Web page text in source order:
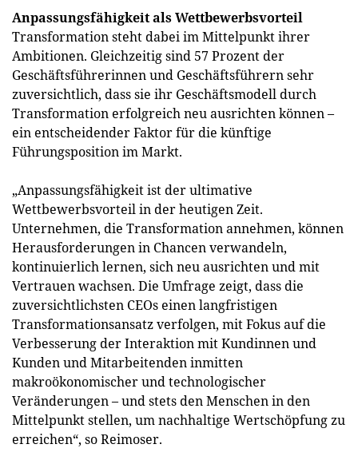
Anpassungsfähigkeit als Wettbewerbsvorteil
Transformation steht dabei im Mittelpunkt ihrer
Ambitionen. Gleichzeitig sind 57 Prozent der
Geschäftsführerinnen und Geschäftsführern sehr
zuversichtlich, dass sie ihr Geschäftsmodell durch
Transformation erfolgreich neu ausrichten können –
ein entscheidender Faktor für die künftige
Führungsposition im Markt.
„Anpassungsfähigkeit ist der ultimative
Wettbewerbsvorteil in der heutigen Zeit.
Unternehmen, die Transformation annehmen, können
Herausforderungen in Chancen verwandeln,
kontinuierlich lernen, sich neu ausrichten und mit
Vertrauen wachsen. Die Umfrage zeigt, dass die
zuversichtlichsten CEOs einen langfristigen
Transformationsansatz verfolgen, mit Fokus auf die
Verbesserung der Interaktion mit Kundinnen und
Kunden und Mitarbeitenden inmitten
makroökonomischer und technologischer
Veränderungen – und stets den Menschen in den
Mittelpunkt stellen, um nachhaltige Wertschöpfung zu
erreichen“, so Reimoser.